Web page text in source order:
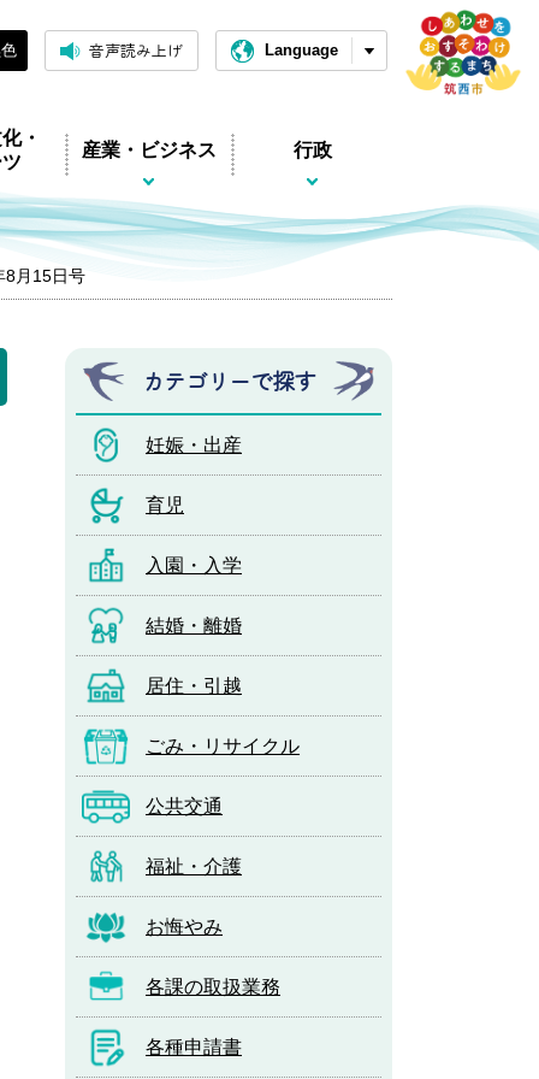
音声読み上げ Language
・
産業・ビジネス 行政
8月15日号
カテゴリーで探す
妊娠・出産
育児
入園・入学
結婚・離婚
居住・引越
ごみ・リサイクル
公共交通
福祉・介護
お悔やみ
各課の取扱業務
各種申請書